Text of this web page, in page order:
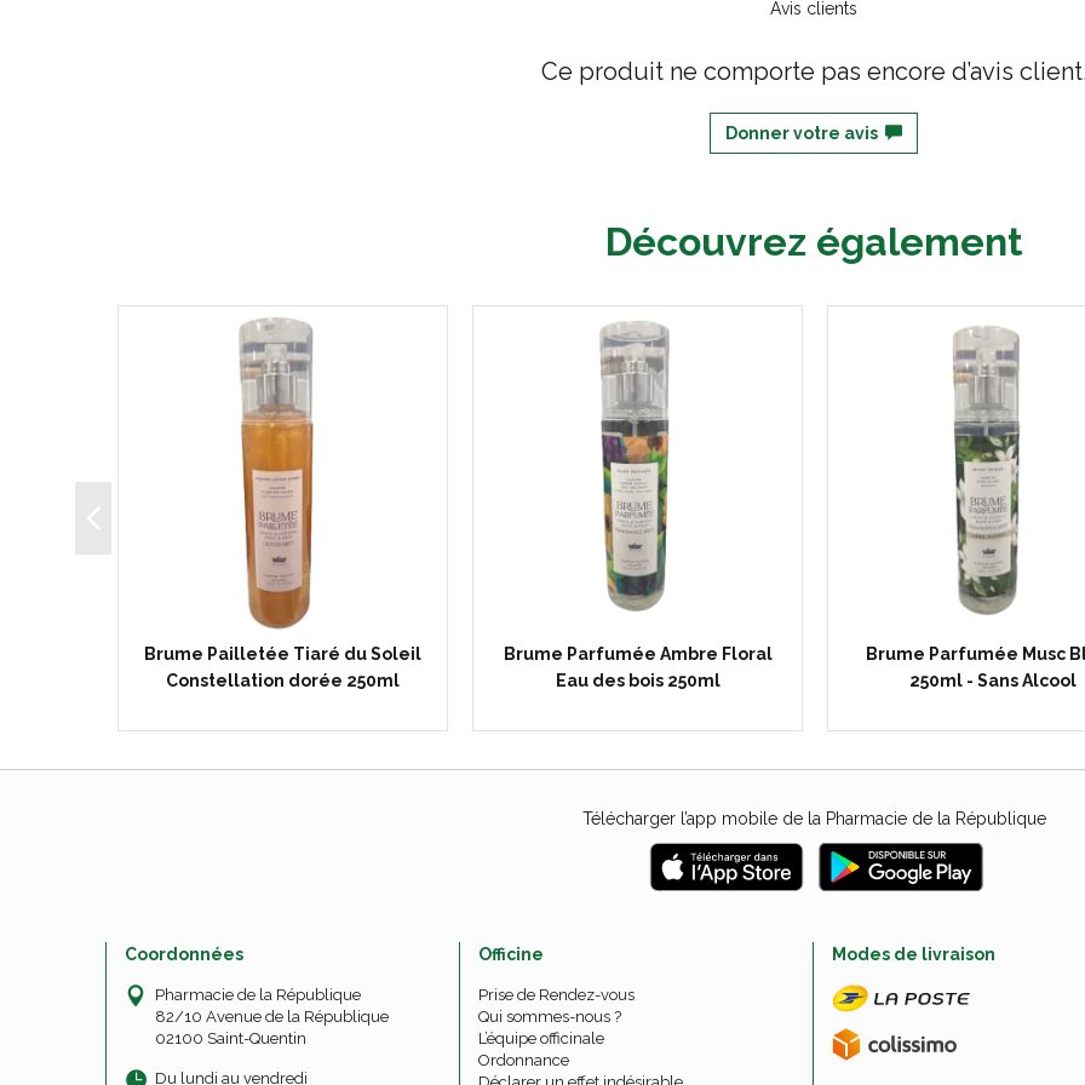
Avis clients
Ce produit ne comporte pas encore d’avis
Donner votre avis
Découvrez également
Brume Pailletée Tiaré du Soleil
Constellation dorée 250ml
Brume Parfumée Ambre Floral
Eau des bois 250ml
Brume Parfumée Musc
250ml - Sans Alcool
Télécharger l’app mobile de la Pharmacie de la République
Coordonnées
Pharmacie de la République
82/10 Avenue de la République
02100 Saint-Quentin
Du lundi au vendredi
Officine
Prise de Rendez-vous
Qui sommes-nous ?
L’équipe officinale
Ordonnance
Modes de livraison